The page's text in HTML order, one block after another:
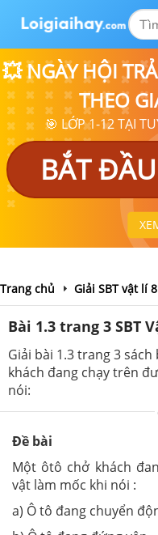
💥 NGÀY HỘI
THEO
🎯 LỚP 1-12 TẠI
BẮT
Trang chủ Giải SBT vật lí 8
Bài 1.3 trang 3 SBT
Giải bài 1.3 trang 3
khách đang chạy trên
nói:
Đề bài
Một ôtô chở khách
vật làm mốc khi nói :
a) Ô tô đang